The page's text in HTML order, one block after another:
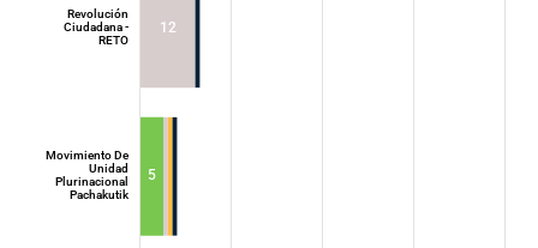
5
12
Movimiento De
Unidad
Plurinacional
Pachakutik
Revolución
Ciudadana -
RETO